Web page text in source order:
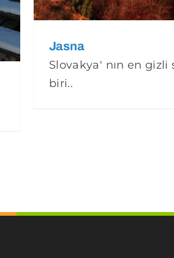
Jasna
Slovakya' nın en gizli
biri..